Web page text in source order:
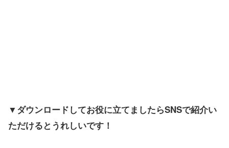
▼ダウンロードしてお役に立てましたらSNSで紹介い
ただけるとうれしいです！